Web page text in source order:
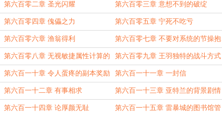
第六百零二章 圣光闪耀 第六百零三章 意想不到的破绽
第六百零四章 傀儡之力 第六百零五章 宁死不吃亏
第六百零六章 渔翁得利 第六百零七章 不要对系统的节操抱
有幻想
第六百零八章 无视敏捷属性计算的
极限闪避
第六百零九章 王羽独特的战斗方式
第六百一十章 令人蛋疼的副本奖励 第六百一十一章 一封信
第六百一十二章 有事相求 第六百一十三章 亚特兰的背景剧情
第六百一十四章 论厚颜无耻 第六百一十五章 雷暴城的图书馆管